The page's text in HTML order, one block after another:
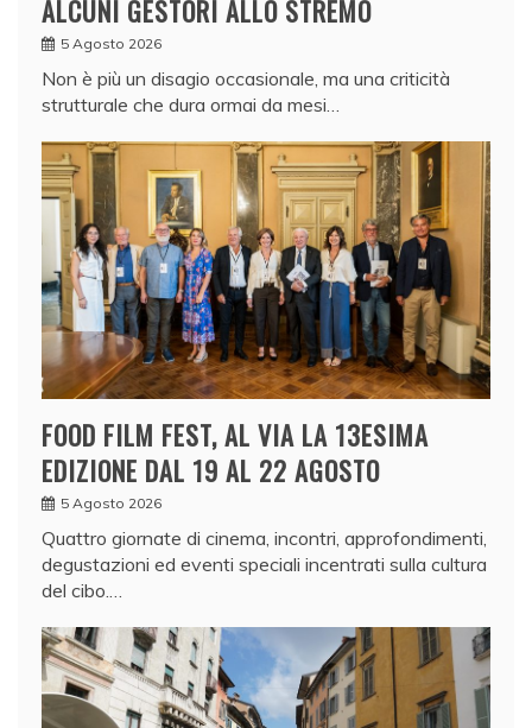
ALCUNI GESTORI ALLO STREMO
5 Agosto 2026
Non è più un disagio occasionale, ma una criticità
strutturale che dura ormai da mesi…
FOOD FILM FEST, AL VIA LA 13ESIMA
EDIZIONE DAL 19 AL 22 AGOSTO
5 Agosto 2026
Quattro giornate di cinema, incontri, approfondimenti,
degustazioni ed eventi speciali incentrati sulla cultura
del cibo.…